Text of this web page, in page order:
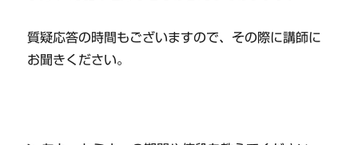
質疑応答の時間もございますので、その際に講師に
お聞きください。